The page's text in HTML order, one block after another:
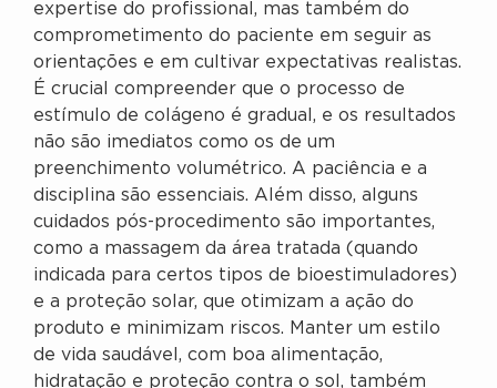
expertise do profissional, mas também do
comprometimento do paciente em seguir as
orientações e em cultivar expectativas realistas.
É crucial compreender que o processo de
estímulo de colágeno é gradual, e os resultados
não são imediatos como os de um
preenchimento volumétrico. A paciência e a
disciplina são essenciais. Além disso, alguns
cuidados pós-procedimento são importantes,
como a massagem da área tratada (quando
indicada para certos tipos de bioestimuladores)
e a proteção solar, que otimizam a ação do
produto e minimizam riscos. Manter um estilo
de vida saudável, com boa alimentação,
hidratação e proteção contra o sol, também